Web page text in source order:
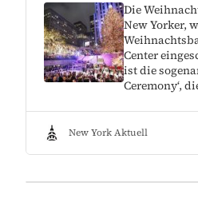
Die
New Yorker,
Center
ist die
Ceremony‘,
New York Aktuell